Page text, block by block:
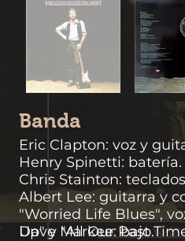
Banda
Eric Clapton: voz y
Henry Spinetti: batería.
Chris Stainton:
Albert Lee: guitarra y
"Worried Life Blues",
Up" y "All Our Past
Dave Markee: bajo.